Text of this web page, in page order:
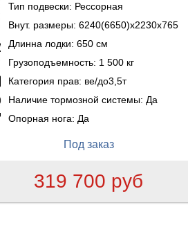
Тип подвески: Рессорная
Внут. размеры: 6240(6650)х2230х765
Длинна лодки: 650 см
Грузоподъемность: 1 500 кг
Категория прав: ве/до3,5т
Наличие тормозной системы: Да
Опорная нога: Да
Под заказ
319 700 руб